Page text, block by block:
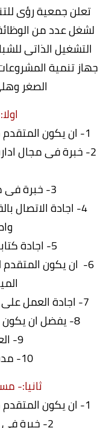
تعلن جمعية رؤى
لشغل عدد من
التشغيل الذاتى
جهاز تنمية
الصغر
1- ان يكون المتقدم حاصل على مؤهل عالى مناسب
2- خبرة فى مجال
3- خبرة فى مجال التدريب والتشغيل
4- اجادة الاتصال
5- اجادة كتابة التقارير واعداد الخطط
6- ان يكون المتقدم
7- اجادة العمل على برامج الحاسب الالى وتطبيقاته
8- يفضل ان يكون المتقدم من محافظة الاقصر
9- العمل دوام كامل
10- مدة التعاقد 12 شهر
ثانيا:-
1- ان يكون المتقدم حاصل على مؤهل عالى مناسب
2- خبرة فى مجال العمل الميدانى